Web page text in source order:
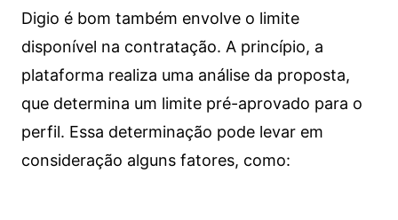
Digio é bom também envolve o limite
disponível na contratação. A princípio, a
plataforma realiza uma análise da proposta,
que determina um limite pré-aprovado para o
perfil. Essa determinação pode levar em
consideração alguns fatores, como: